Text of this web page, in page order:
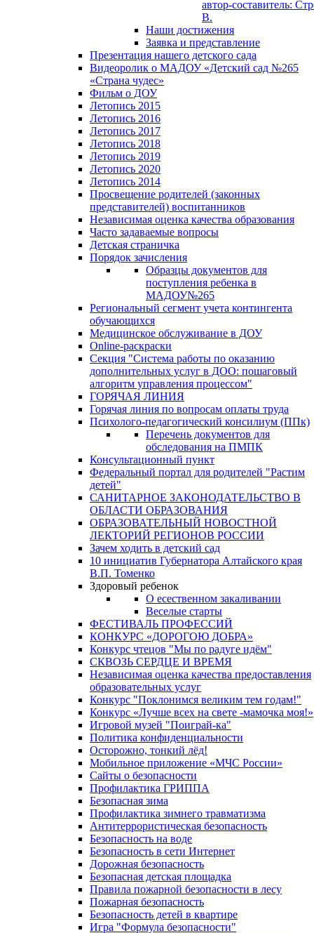
автор-составитель:
В.
Наши достижения
Заявка и представление
Презентация нашего детского сада
Видеоролик о МАДОУ «Детский сад №265
«Страна чудес»
Фильм о ДОУ
Летопись 2015
Летопись 2016
Летопись 2017
Летопись 2018
Летопись 2019
Летопись 2020
Летопись 2014
Просвещение родителей (законных
представителей) воспитанников
Независимая оценка качества образования
Часто задаваемые вопросы
Детская страничка
Порядок зачисления
Образцы документов для
поступления ребенка в
МАДОУ№265
Региональный сегмент учета контингента
обучающихся
Медицинское обслуживание в ДОУ
Online-раскраски
Секция "Система работы по оказанию
дополнительных услуг в ДОО: пошаговый
алгоритм управления процессом"
ГОРЯЧАЯ ЛИНИЯ
Горячая линия по вопросам оплаты труда
Психолого-педагогический консилиум (ППк)
Перечень документов для
обследования на ПМПК
Консультационный пункт
Федеральный портал для родителей "Растим
детей"
САНИТАРНОЕ ЗАКОНОДАТЕЛЬСТВО В
ОБЛАСТИ ОБРАЗОВАНИЯ
ОБРАЗОВАТЕЛЬНЫЙ НОВОСТНОЙ
ЛЕКТОРИЙ РЕГИОНОВ РОССИИ
Зачем ходить в детский сад
10 инициатив Губернатора Алтайского края
В.П. Томенко
Здоровый ребенок
О есественном закаливании
Веселые старты
ФЕСТИВАЛЬ ПРОФЕССИЙ
КОНКУРС «ДОРОГОЮ ДОБРА»
Конкурс чтецов "Мы по радуге идём"
СКВОЗЬ СЕРДЦЕ И ВРЕМЯ
Независимая оценка качества предоставления
образовательных услуг
Конкурс "Поклонимся великим тем годам!"
Конкурс «Лучше всех на свете -мамочка моя!»
Игровой музей "Поиграй-ка"
Политика конфиденциальности
Осторожно, тонкий лёд!
Мобильное приложение «МЧС России»
Сайты о безопасности
Профилактика ГРИППА
Безопасная зима
Профилактика зимнего травматизма
Антитеррористическая безопасность
Безопасность на воде
Безопасность в сети Интернет
Дорожная безопасность
Безопасная детская площадка
Правила пожарной безопасности в лесу
Пожарная безопасность
Безопасность детей в квартире
Игра "Формула безопасности"